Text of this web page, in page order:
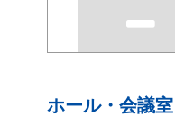
ホール・会議